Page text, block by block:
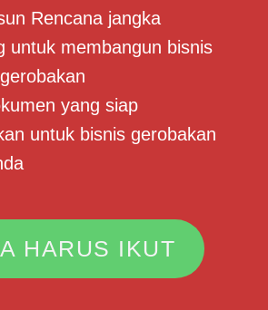
Rencana jangka
untuk membangun bisnis
yang siap
untuk bisnis gerobakan
HARUS IKUT